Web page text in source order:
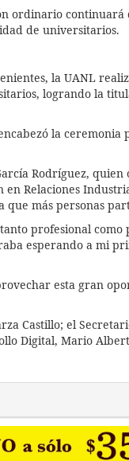
ordinario continuará
de universitarios.
la UANL
logrando la
la
Rodríguez,
Relaciones
más personas
profesional
esperando a mi
esta gran
Castillo; el
Digital, Mario